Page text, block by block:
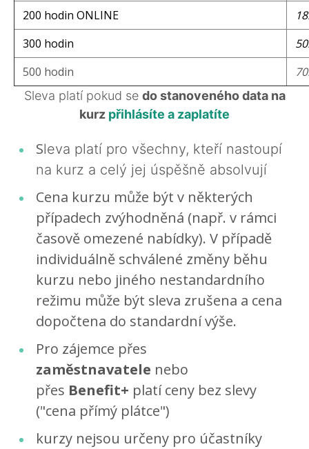
200 hodin ONLINE
300 hodin
500 hodin
Sleva platí pokud se do stanoveného data na
kurz přihlásíte a zaplatíte
Sleva platí pro všechny, kteří nastoupí
na kurz a celý jej úspěšně absolvují
Cena kurzu může být v některých
případech zvýhodněná (např. v rámci
časově omezené nabídky). V případě
individuálně schválené změny běhu
kurzu nebo jiného nestandardního
režimu může být sleva zrušena a cena
dopočtena do standardní výše.
Pro zájemce přes
zaměstnavatele nebo
přes Benefit+ platí ceny bez slevy
("cena přímý plátce")
kurzy nejsou určeny pro účastníky